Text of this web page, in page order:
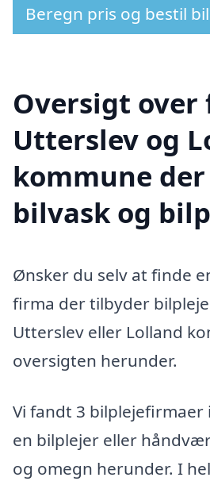
Beregn pris og bestil
Oversigt
Utterslev og
kommune
bilvask og
Ønsker du selv at finde
firma der tilbyder
Utterslev eller Lolland
oversigten herunder.
Vi fandt 3 bilplejefirmaer
en bilplejer eller
og omegn herunder. I